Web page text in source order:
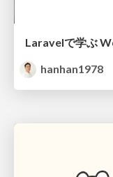
hanhan1978